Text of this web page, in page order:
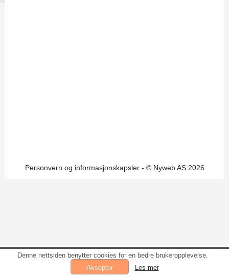
Personvern og informasjonskapsler- © Nyweb AS 2026
Denne nettsiden benytter cookies for en bedre brukeropplevelse.
Les mer